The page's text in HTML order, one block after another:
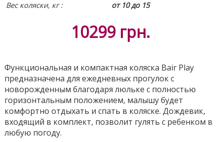
Вес коляски, кг :
от 10 до 15
10299 грн.
Функциональная и компактная коляска Bair Play
предназначена для ежедневных прогулок с
новорожденным благодаря люльке с полностью
горизонтальным положением, малышу будет
комфортно отдыхать и спать в коляске. Дождевик,
входящий в комплект, позволит гулять с ребенком в
любую погоду.